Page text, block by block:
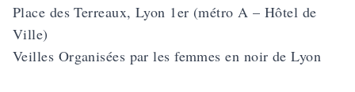
Place des Terreaux, Lyon 1er (métro A – Hôtel de
Ville)
Veilles Organisées par les femmes en noir de Lyon